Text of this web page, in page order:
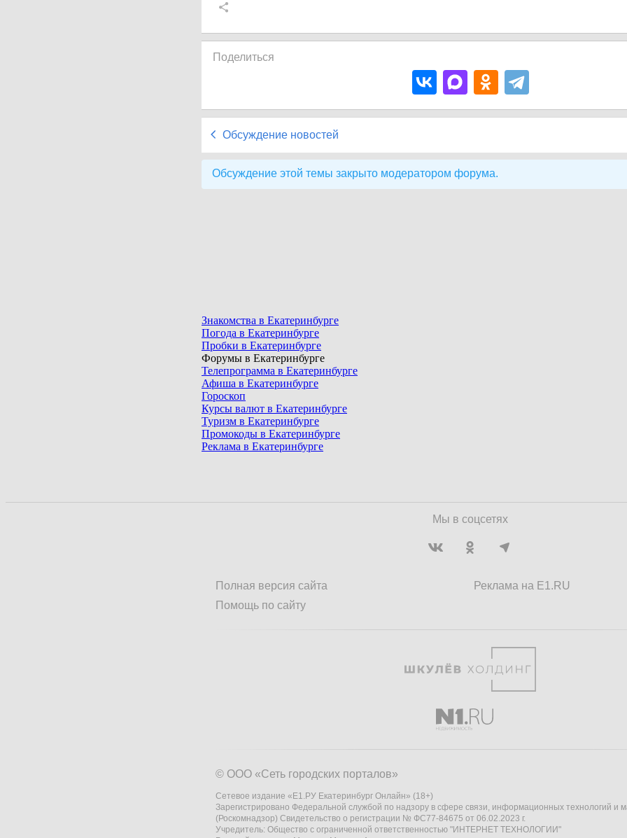
Поделиться
Обсуждение новостей
Обсуждение этой темы закрыто модератором форума.
Знакомства в Екатеринбурге
Погода в Екатеринбурге
Пробки в Екатеринбурге
Форумы в Екатеринбурге
Телепрограмма в Екатеринбурге
Афиша в Екатеринбурге
Гороскоп
Курсы валют в Екатеринбурге
Туризм в Екатеринбурге
Промокоды в Екатеринбурге
Реклама в Екатеринбурге
Мы в соцсетях
Полная версия сайта
Помощь по сайту
Реклама на E1.RU
© ООО «Сеть городских порталов»
Сетевое издание «Е1.РУ Екатеринбург Онлайн» (18+)
Зарегистрировано Федеральной службой по надзору в сфере связи, информационных технологий и
(Роскомнадзор) Свидетельство о регистрации № ФС77-84675 от 06.02.2023 г.
Учредитель: Общество с ограниченной ответственностью "ИНТЕРНЕТ ТЕХНОЛОГИИ"